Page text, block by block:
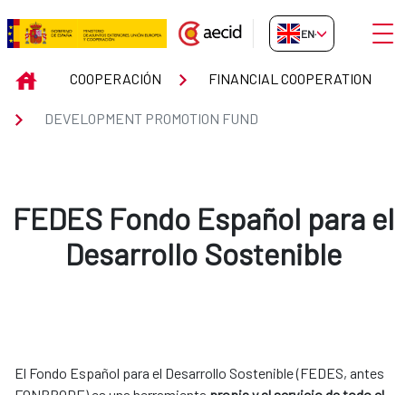
Skip to Main Content
DEVELOPMENT PROMOTION
EN-GB
INICIOCOOPERACIÓN FINANCIAL COOPERATION
DEVELOPMENT PROMOTION FUND
FEDES Fondo Español para el
Desarrollo Sostenible
El Fondo Español para el Desarrollo Sostenible (FEDES, antes